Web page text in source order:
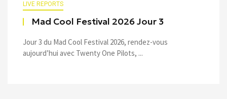
LIVE REPORTS
Mad Cool Festival 2026 Jour 3
Jour 3 du Mad Cool Festival 2026, rendez-vous
aujourd’hui avec Twenty One Pilots, ...